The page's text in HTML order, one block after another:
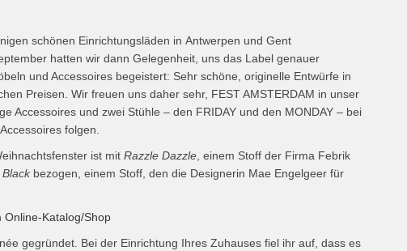
schönen Einrichtungsläden in Antwerpen und Gent
hatten wir dann Gelegenheit, uns das Label genauer
und Accessoires begeistert: Sehr schöne, originelle Entwürfe in
Preisen. Wir freuen uns daher sehr, FEST AMSTERDAM in unser
Accessoires und zwei Stühle – den FRIDAY und den MONDAY – bei
folgen.
ist mit Razzle Dazzle, einem Stoff der Firma Febrik
bezogen, einem Stoff, den die Designerin Mae Engelgeer für
Online-Katalog/Shop
gegründet. Bei der Einrichtung Ihres Zuhauses fiel ihr auf, dass es